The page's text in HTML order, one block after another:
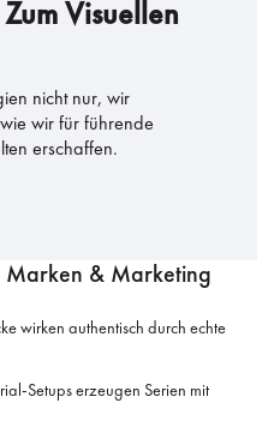
Visuellen
nicht nur, wir
wir für führende
erschaffen.
Marken & Marketing
wirken authentisch durch echte
Setups erzeugen Serien mit